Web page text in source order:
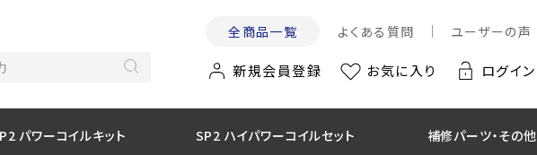
全商品一覧 よくある質問 ユーザーの声
新規会員登録 お気に入り ログイン
パワーコイルキット SP2 ハイパワーコイルセット 補修パーツ・その他